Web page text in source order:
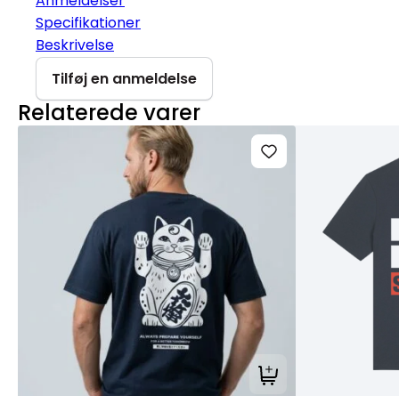
Specifikationer
Beskrivelse
Tilføj en anmeldelse
Relaterede varer
Tilføj til kurv